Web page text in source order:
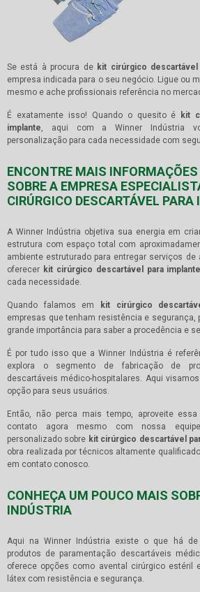
Se está à procura de kit cirúrgico descartável
empresa indicada para o seu negócio. Ligue ou
mesmo e ache profissionais referência no
É exatamente isso! Quando o quesito é
kit
implante , aqui com a Winner Indústria
personalização para cada necessidade com
ENCONTRE MAIS
SOBRE A EMPRESA
CIRÚRGICO DESCARTÁVEL
A Winner Indústria objetiva sua energia em
estrutura com espaço total com
ambiente estruturado para entregar serviços de
oferecer kit cirúrgico descartável para implante
cada necessidade.
Quando falamos em kit cirúrgico
empresas que tenham resistência e segurança,
grande importância para saber a procedência e
É por tudo isso que a Winner Indústria é
explora o segmento de fabricação de
descartáveis médico-hospitalares. Aqui
opção para seus usuários.
Então, não perca mais tempo, aproveite
contato agora mesmo com nossa
personalizado sobre kit cirúrgico descartável
obra realizada por técnicos altamente
em contato conosco.
CONHEÇA UM POUCO MAIS
INDÚSTRIA
Aqui na Winner Indústria existe o que há
produtos de paramentação descartáveis
oferece opções como avental cirúrgico estéril
látex com resistência e segurança.